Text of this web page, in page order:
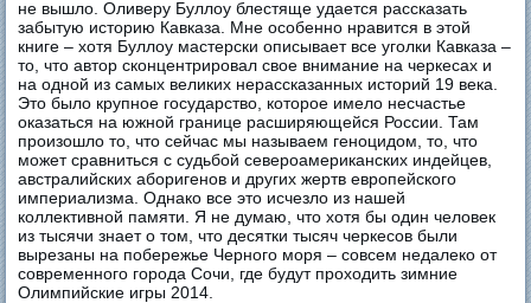
не вышло. Оливеру Буллоу блестяще удается рассказать
забытую историю Кавказа. Мне особенно нравится в этой
книге – хотя Буллоу мастерски описывает все уголки Кавказа –
то, что автор сконцентрировал свое внимание на черкесах и
на одной из самых великих нерассказанных историй 19 века.
Это было крупное государство, которое имело несчастье
оказаться на южной границе расширяющейся России. Там
произошло то, что сейчас мы называем геноцидом, то, что
может сравниться с судьбой североамериканских индейцев,
австралийских аборигенов и других жертв европейского
империализма. Однако все это исчезло из нашей
коллективной памяти. Я не думаю, что хотя бы один человек
из тысячи знает о том, что десятки тысяч черкесов были
вырезаны на побережье Черного моря – совсем недалеко от
современного города Сочи, где будут проходить зимние
Олимпийские игры 2014.